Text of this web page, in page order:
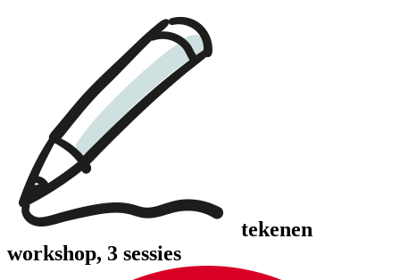
tekenen
workshop, 3 sessies